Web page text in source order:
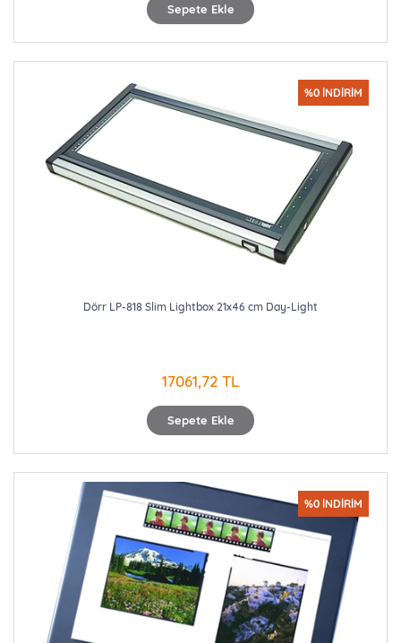
Sepete Ekle
Sepete Ekle
%0 İNDİRİM
Dörr LP-818 Slim Lightbox 21x46 cm Day-Light
17061,72 TL
%0 İNDİRİM